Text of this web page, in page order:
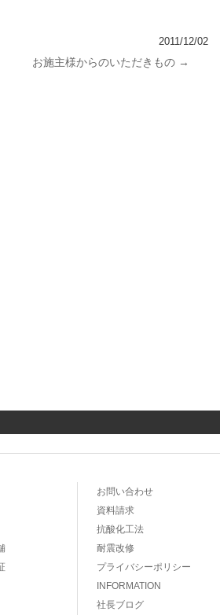
2011/12/02
お施主様からのいただきもの →
お問い合わせ
資料請求
抗酸化工法
耐震改修
プライバシーポリシー
INFORMATION
社長ブログ